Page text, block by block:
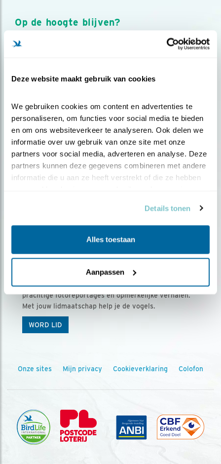
Deze website maakt gebruik van cookies
We gebruiken cookies om content en advertenties te
personaliseren, om functies voor social media te bieden
en om ons websiteverkeer te analyseren. Ook delen we
informatie over uw gebruik van onze site met onze
partners voor social media, adverteren en analyse. Deze
partners kunnen deze gegevens combineren met andere
informatie die u aan ze heeft verstrekt of die ze hebben
Details tonen
Alles toestaan
Aanpassen
Op de hoogte blijven?
Meld je aan en ontvang nieuws, inspiratie, acties en tips
over vogels en activiteiten van Vogelbescherming.
Ontvang 5 x Vogels voor € 36,00 per jaar
Vogels is het tijdschrift voor onze leden, met
prachtige fotoreportages en opmerkelijke verhalen.
Met jouw lidmaatschap help je de vogels.
WORD LID
Onze sites Mijn privacy Cookieverklaring Colofon